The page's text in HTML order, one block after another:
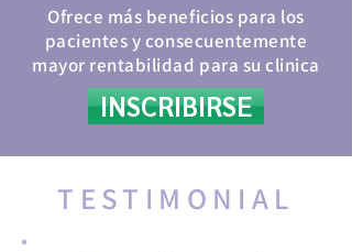
Ofrece más beneficios para los
pacientes y consecuentemente
mayor rentabilidad para su clinica
INSCRIBIRSE
TESTIMONIAL